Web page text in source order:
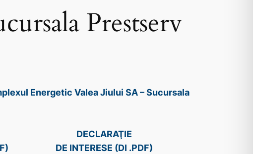
Prestserv
Energetic Valea Jiului SA – Sucursala
DECLARAŢIE
DE INTERESE (DI .PDF)